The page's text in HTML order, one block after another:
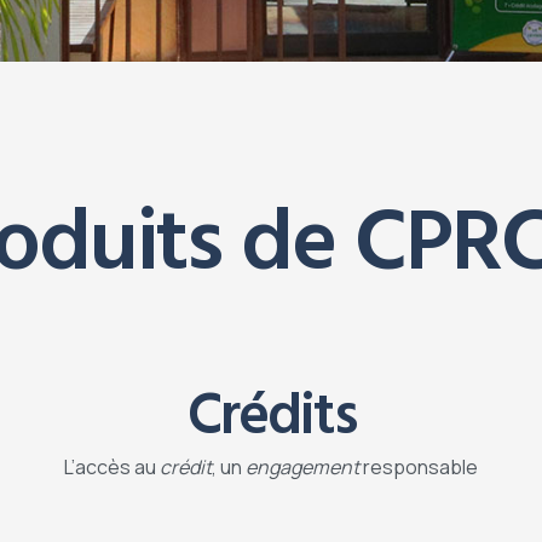
de
Crédits
L’accès au crédit, un engagementresponsable